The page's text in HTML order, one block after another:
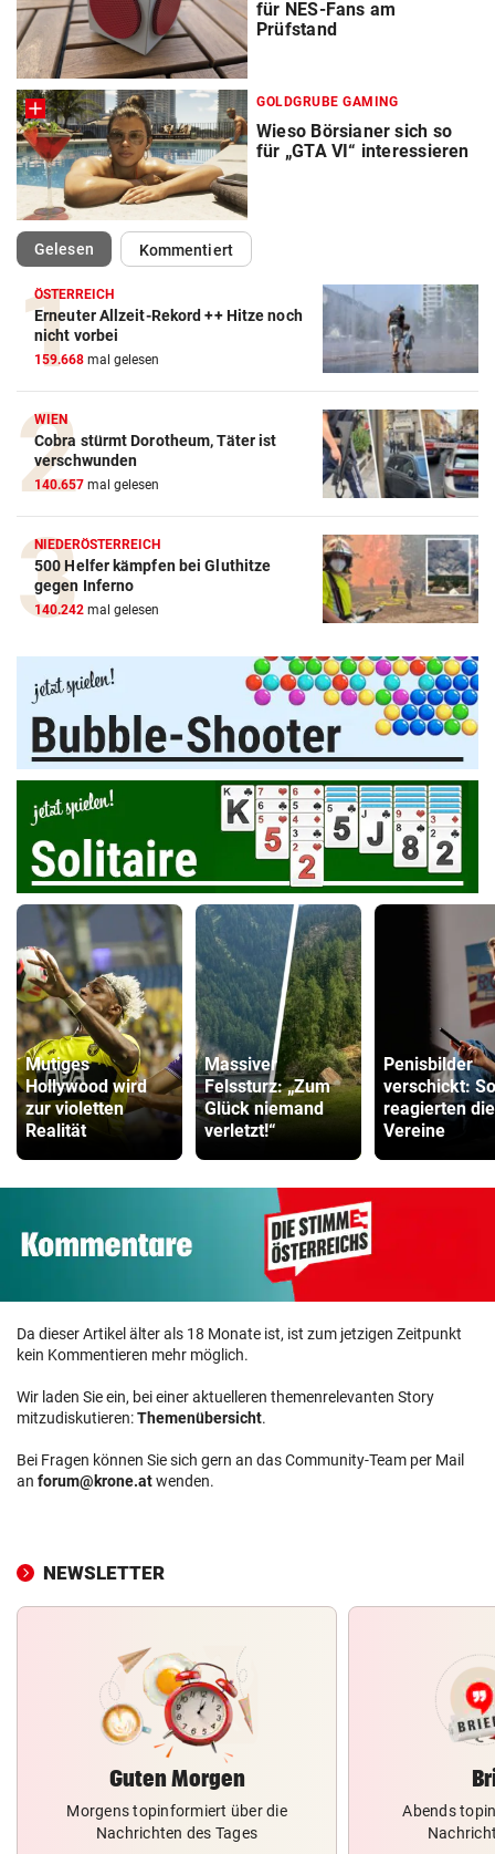
für NES-Fans am
Prüfstand
GOLDGRUBE GAMING
Wieso Börsianer sich so
für „GTA VI“ interessieren
Gelesen(ausgewählt)Kommentiert
ÖSTERREICH
Erneuter Allzeit-Rekord ++ Hitze noch
nicht vorbei
159.668 mal gelesen
WIEN
Cobra stürmt Dorotheum, Täter ist
verschwunden
140.657 mal gelesen
NIEDERÖSTERREICH
500 Helfer kämpfen bei Gluthitze
gegen Inferno
140.242 mal gelesen
Mutiges
Hollywood wird
zur violetten
Realität
Massiver
Felssturz: „Zum
Glück niemand
verletzt!“
Penisbilder
verschickt: So
reagierten die
Vereine
Da dieser Artikel älter als 18 Monate ist, ist zum jetzigen Zeitpunkt
kein Kommentieren mehr möglich.
Wir laden Sie ein, bei einer aktuelleren themenrelevanten Story
mitzudiskutieren:Themenübersicht.
Bei Fragen können Sie sich gern an das Community-Team per Mail
an forum@krone.atwenden.
NEWSLETTER
Guten Morgen
Morgens topinformiert über die
Nachrichten des Tages
Abends